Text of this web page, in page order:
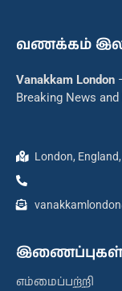
வணக்கம்
Vanakkam London
Breaking News
London,
இணைப்புகள்
எம்மைப்பற்றி